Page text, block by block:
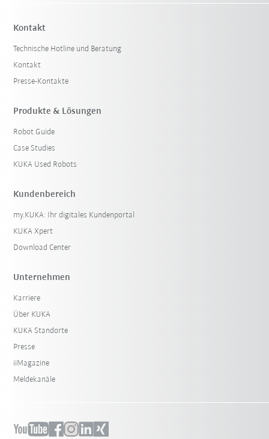
Kontakt
Technische Hotline und Beratung
Kontakt
Presse-Kontakte
Produkte & Lösungen
Robot Guide
Case Studies
KUKA Used Robots
Kundenbereich
my.KUKA: Ihr digitales Kundenportal
KUKA Xpert
Download Center
Unternehmen
Karriere
Über KUKA
KUKA Standorte
Presse
iiMagazine
Meldekanäle